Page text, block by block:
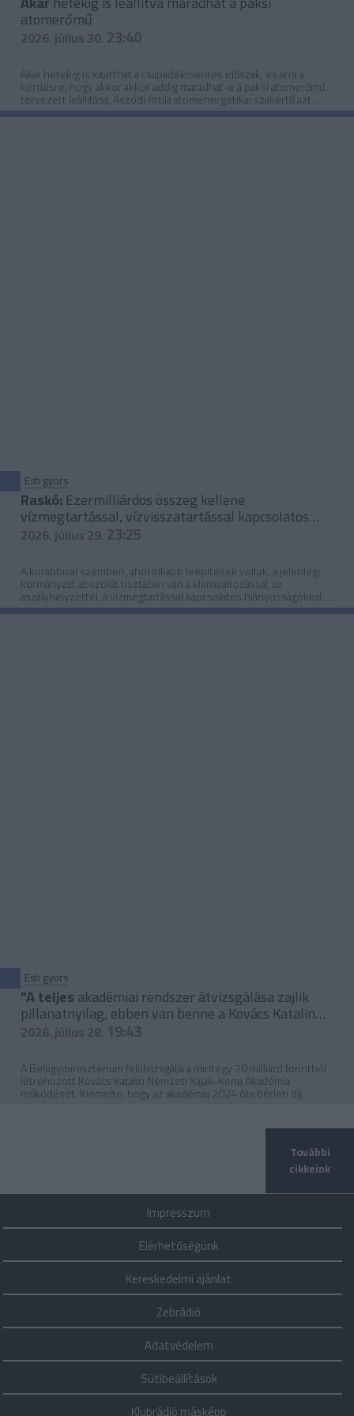
atomerőmű
Akár hetekig is kitarthat a csapadékmentes időszak, és arra a
kérdésre, hogy akkor akkor addig maradhat-e a paksi atomerőmű
tervezett leállítása, Aszódi Attila atomenergetikai szakértő azt
válaszolta: igen, nem lehet mást tenni, egyszerűen az
Esti gyors
Raskó: Ezermilliárdos összeg kellene
vízmegtartással, vízvisszatartással kapcsolatos
fejlesztésekre
A korábbival szemben, ahol inkább leépítések voltak, a jelenlegi
kormányzat abszolút tisztában van a klímaváltozással, az
aszályhelyzettel, a vízmegtartással kapcsolatos hiányosságokkal.
Tehát a gondolkodás, az átállás szemléletben megvan, ehhez
Esti gyors
"A teljesakadémiai rendszer átvizsgálása zajlik
pillanatnyilag, ebben van benne a Kovács Katalin
Akadémia is"
A Belügyminisztérium felülvizsgálja a mintegy 70 milliárd forintból
létrehozott Kovács Katalin Nemzeti Kajak-Kenu Akadémia
működését. Kiemelte, hogy az akadémia 2024 óta bérleti díj
fizetése nélkül használta az állami tulajdonú létesítményt egy
sportállamtitkár hagyott jóvá. Az új vezetés ezt megszünteti, így
augusztus 1-jétől az akadémiának is bérleti díjat kell fizetnie,
akárcsak más sportszervezeteknek. Emellett az akadémia
felelős államtitkár.
További
cikkeink
Impresszum
Elérhetőségünk
Kereskedelmi ajánlat
Zebrádió
Adatvédelem
Sütibeállítások